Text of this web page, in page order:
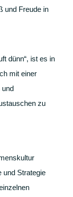
und Freude in
dünn“, ist es in
mit einer
und
zu
und Strategie